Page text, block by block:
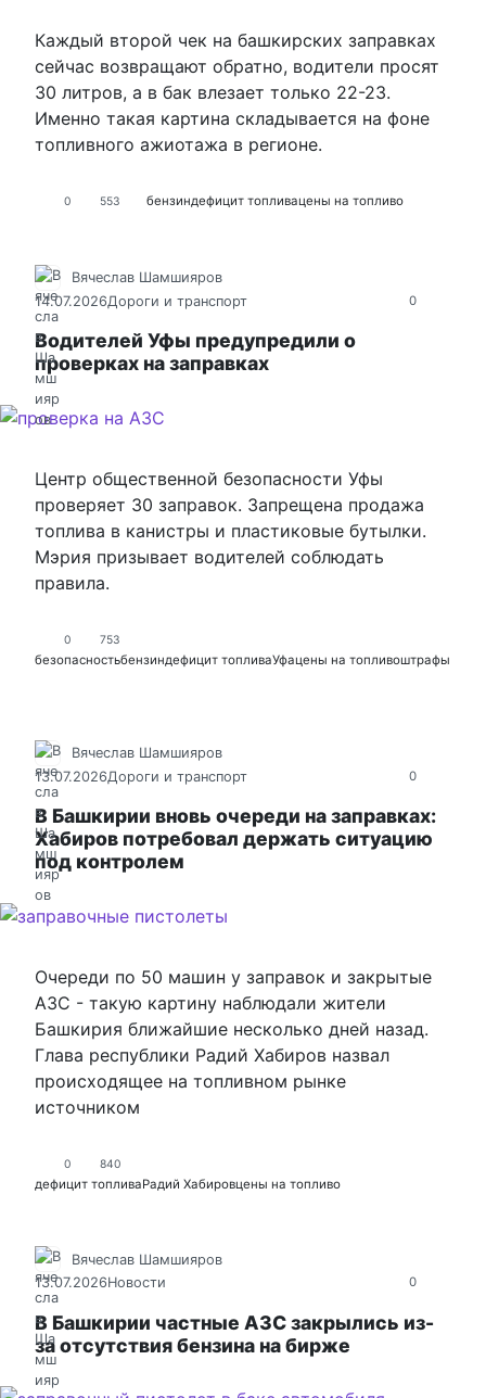
Каждый второй чек на башкирских заправках
сейчас возвращают обратно, водители просят
30 литров, а в бак влезает только 22-23.
Именно такая картина складывается на фоне
топливного ажиотажа в регионе.
0 553 бензиндефицит топливацены на топливо
0
Вячеслав Шамшияров
14.07.2026Дороги и транспорт
Водителей Уфы предупредили о
проверках на заправках
Центр общественной безопасности Уфы
проверяет 30 заправок. Запрещена продажа
топлива в канистры и пластиковые бутылки.
Мэрия призывает водителей соблюдать
правила.
0 753
безопасностьбензиндефицит топливаУфацены на топливоштрафы
0
Вячеслав Шамшияров
13.07.2026Дороги и транспорт
В Башкирии вновь очереди на заправках:
Хабиров потребовал держать ситуацию
под контролем
Очереди по 50 машин у заправок и закрытые
АЗС - такую картину наблюдали жители
Башкирия ближайшие несколько дней назад.
Глава республики Радий Хабиров назвал
происходящее на топливном рынке
источником
0 840
дефицит топливаРадий Хабировцены на топливо
0
Вячеслав Шамшияров
13.07.2026Новости
В Башкирии частные АЗС закрылись из-
за отсутствия бензина на бирже